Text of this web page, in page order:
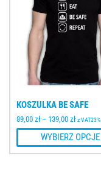
KOSZULKA BE SAFE
89,00 zł – 139,00 zł z VAT23%
WYBIERZ OPCJE